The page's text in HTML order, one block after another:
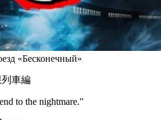
«Бесконечный»
車編
to the nightmare."